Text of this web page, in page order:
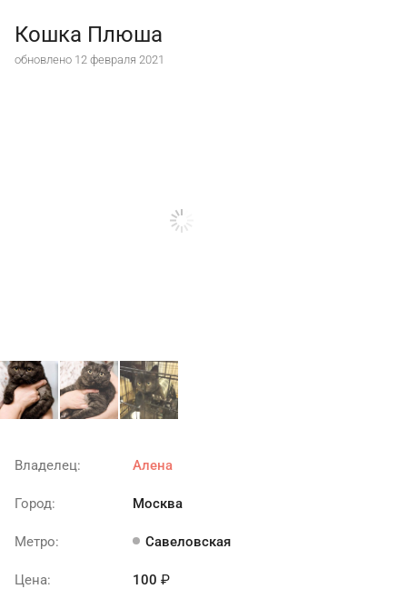
Кошка Плюша
обновлено 12 февраля 2021
Владелец: Алена
Город: Москва
Метро: Савеловская
Цена: 100 ₽